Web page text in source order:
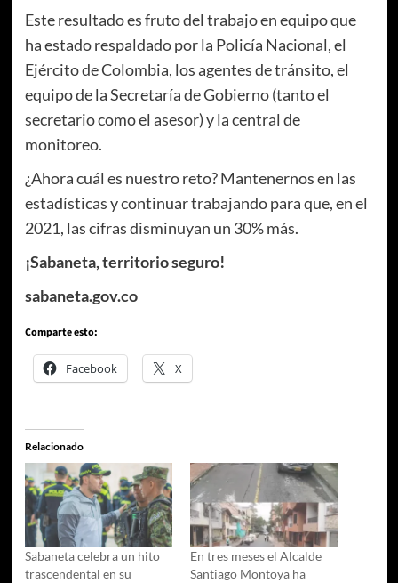
Este resultado es fruto del trabajo en equipo que
ha estado respaldado por la Policía Nacional, el
Ejército de Colombia, los agentes de tránsito, el
equipo de la Secretaría de Gobierno (tanto el
secretario como el asesor) y la central de
monitoreo.
¿Ahora cuál es nuestro reto? Mantenernos en las
estadísticas y continuar trabajando para que, en el
2021, las cifras disminuyan un 30% más.
¡Sabaneta, territorio seguro!
sabaneta.gov.co
Comparte esto:
Facebook X
Relacionado
Sabaneta celebra un hito
trascendental en su
En tres meses el Alcalde
Santiago Montoya ha